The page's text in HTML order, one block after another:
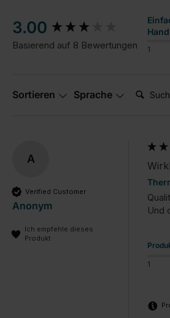
3.00
Basierend auf 8 Bewertungen 1
Sortieren Sprache Suchen:
A
Verified Customer
Anonym
Ich empfehle dieses
Produkt
Und
1
New content loaded